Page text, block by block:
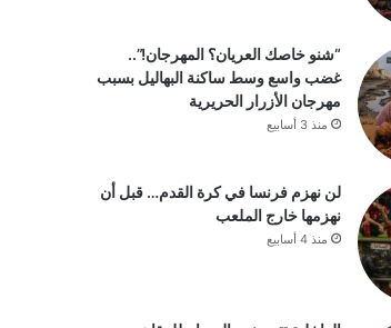
“شنو خاصك العريان؟ المهرجان!”..
غضب واسع وسط ساكنة البهاليل بسبب
مهرجان الأزرار الحريرية
منذ 3 أسابيع
لن نهزم فرنسا في كرة القدم… قبل أن
نهزمها خارج الملعب
منذ 4 أسابيع